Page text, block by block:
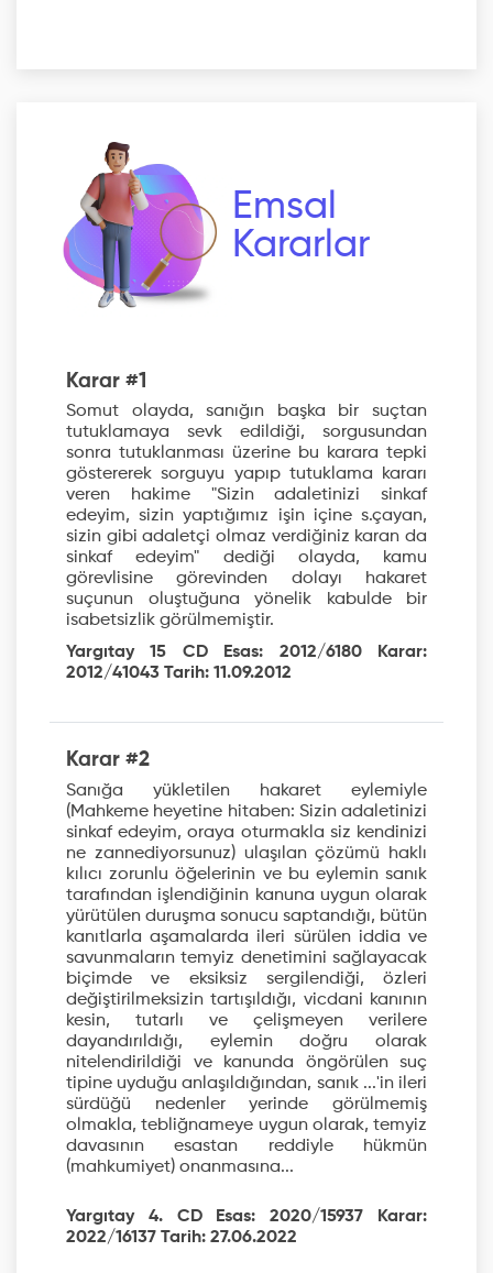
Emsal
Kararlar
Karar #1
Somut olayda, sanığın başka bir suçtan
tutuklamaya sevk edildiği, sorgusundan
sonra tutuklanması üzerine bu karara tepki
göstererek sorguyu yapıp tutuklama kararı
veren hakime "Sizin adaletinizi sinkaf
edeyim, sizin yaptığımız işin içine s.çayan,
sizin gibi adaletçi olmaz verdiğiniz karan da
sinkaf edeyim" dediği olayda, kamu
görevlisine görevinden dolayı hakaret
suçunun oluştuğuna yönelik kabulde bir
isabetsizlik görülmemiştir.
Yargıtay 15 CD Esas: 2012/6180 Karar:
2012/41043 Tarih: 11.09.2012
Karar #2
Sanığa yükletilen hakaret eylemiyle
(Mahkeme heyetine hitaben: Sizin adaletinizi
sinkaf edeyim, oraya oturmakla siz kendinizi
ne zannediyorsunuz) ulaşılan çözümü haklı
kılıcı zorunlu öğelerinin ve bu eylemin sanık
tarafından işlendiğinin kanuna uygun olarak
yürütülen duruşma sonucu saptandığı, bütün
kanıtlarla aşamalarda ileri sürülen iddia ve
savunmaların temyiz denetimini sağlayacak
biçimde ve eksiksiz sergilendiği, özleri
değiştirilmeksizin tartışıldığı, vicdani kanının
kesin, tutarlı ve çelişmeyen verilere
dayandırıldığı, eylemin doğru olarak
nitelendirildiği ve kanunda öngörülen suç
tipine uyduğu anlaşıldığından, sanık ...'in ileri
sürdüğü nedenler yerinde görülmemiş
olmakla, tebliğnameye uygun olarak, temyiz
davasının esastan reddiyle hükmün
(mahkumiyet) onanmasına...
Yargıtay 4. CD Esas: 2020/15937 Karar:
2022/16137 Tarih: 27.06.2022